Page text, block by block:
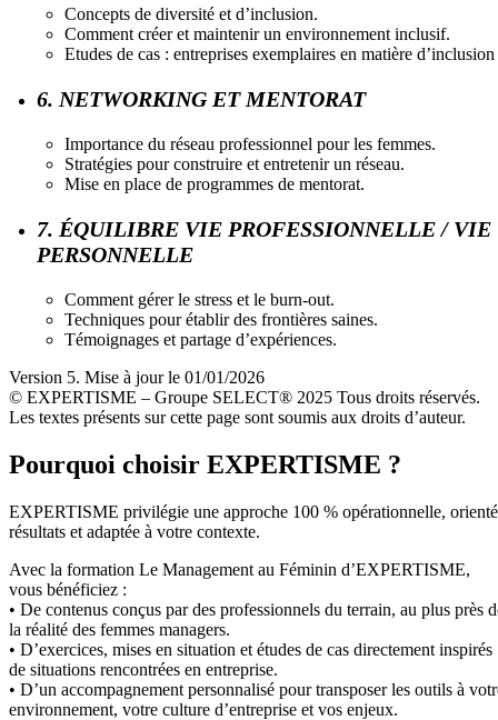
Concepts de diversité et d’inclusion.
Comment créer et maintenir un environnement inclusif.
Etudes de cas : entreprises exemplaires en matière d’inclusion
6. NETWORKING ET MENTORAT
Importance du réseau professionnel pour les femmes.
Stratégies pour construire et entretenir un réseau.
Mise en place de programmes de mentorat.
7. ÉQUILIBRE VIE PROFESSIONNELLE / VIE
PERSONNELLE
Comment gérer le stress et le burn-out.
Techniques pour établir des frontières saines.
Témoignages et partage d’expériences.
Version 5. Mise à jour le 01/01/2026
© EXPERTISME – Groupe SELECT® 2025 Tous droits réservés.
Les textes présents sur cette page sont soumis aux droits d’auteur.
Pourquoi choisir EXPERTISME ?
EXPERTISME privilégie une approche 100 % opérationnelle,
résultats et adaptée à votre contexte.
Avec la formation Le Management au Féminin d’EXPERTISME,
vous bénéficiez :
• De contenus conçus par des professionnels du terrain, au plus près
la réalité des femmes managers.
• D’exercices, mises en situation et études de cas directement inspirés
de situations rencontrées en entreprise.
• D’un accompagnement personnalisé pour transposer les outils à
environnement, votre culture d’entreprise et vos enjeux.